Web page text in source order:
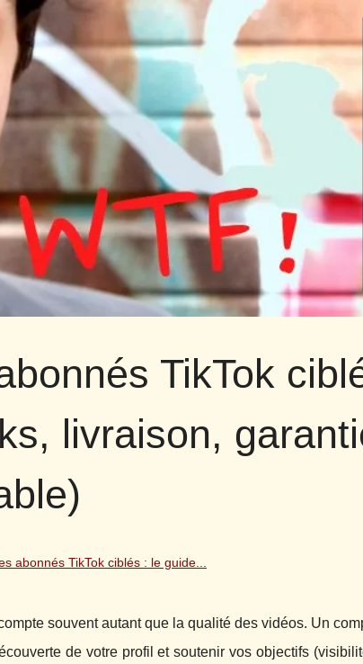
TikTok
livraison,
abonnés TikTok ciblés : le guide...
souvent autant que la qualité des vidéos. Un
de votre profil et soutenir vos objectifs